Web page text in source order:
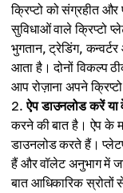
क्रिप्टो को संग्रहीत
सुविधाओं वाले क्रिप्टो
भुगतान, ट्रेडिंग,
आता है। दोनों विकल्प
आप रोज़ाना अपने
ऐप डाउनलोड करें या
करने की बात है। ऐप के
डाउनलोड करते हैं।
हैं और वॉलेट अनुभाग में
बात आधिकारिक